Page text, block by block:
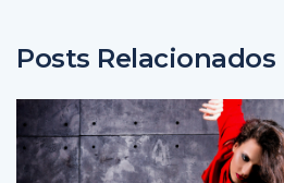
Posts Relacionados